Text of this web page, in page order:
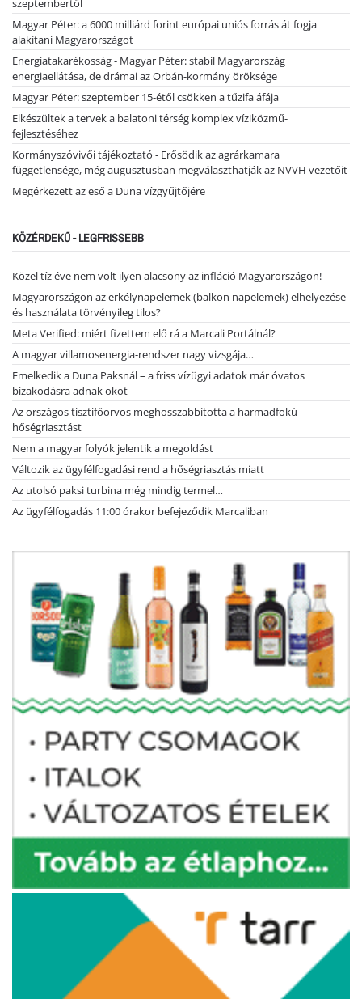
szeptembertől
Magyar Péter: a 6000 milliárd forint európai uniós forrás át fogja
alakítani Magyarországot
Energiatakarékosság - Magyar Péter: stabil Magyarország
energiaellátása, de drámai az Orbán-kormány öröksége
Magyar Péter: szeptember 15-étől csökken a tűzifa áfája
Elkészültek a tervek a balatoni térség komplex víziközmű-
fejlesztéséhez
Kormányszóvivői tájékoztató - Erősödik az agrárkamara
függetlensége, még augusztusban megválaszthatják az NVVH vezetőit
Megérkezett az eső a Duna vízgyűjtőjére
KÖZÉRDEKŰ - LEGFRISSEBB
Közel tíz éve nem volt ilyen alacsony az infláció Magyarországon!
Magyarországon az erkélynapelemek (balkon napelemek) elhelyezése
és használata törvényileg tilos?
Meta Verified: miért fizettem elő rá a Marcali Portálnál?
A magyar villamosenergia-rendszer nagy vizsgája…
Emelkedik a Duna Paksnál – a friss vízügyi adatok már óvatos
bizakodásra adnak okot
Az országos tisztifőorvos meghosszabbította a harmadfokú
hőségriasztást
Nem a magyar folyók jelentik a megoldást
Változik az ügyfélfogadási rend a hőségriasztás miatt
Az utolsó paksi turbina még mindig termel…
Az ügyfélfogadás 11:00 órakor befejeződik Marcaliban